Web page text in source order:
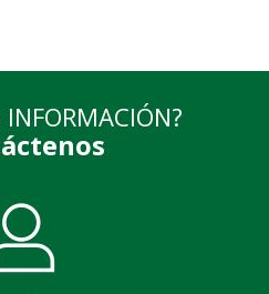
INFORMACIÓN?